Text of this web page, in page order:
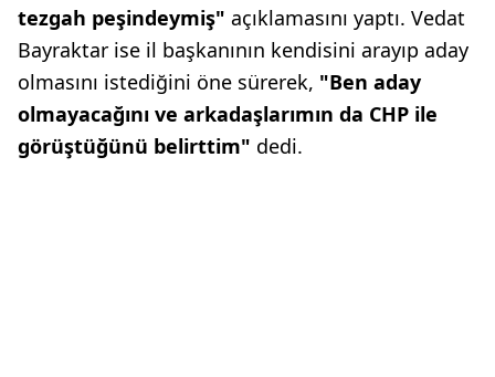
tezgah peşindeymiş" açıklamasını yaptı. Vedat
Bayraktar ise il başkanının kendisini arayıp aday
olmasını istediğini öne sürerek, "Ben aday
olmayacağını ve arkadaşlarımın da CHP ile
görüştüğünü belirttim" dedi.